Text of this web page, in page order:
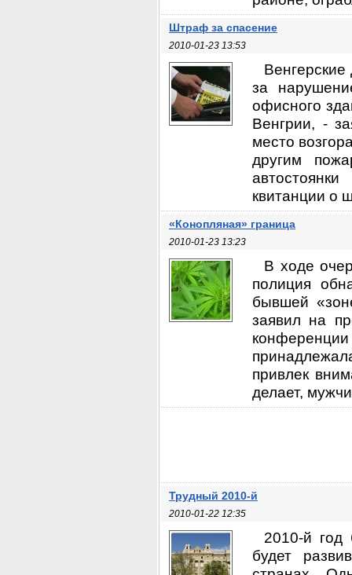
Штраф за спасение
2010-01-23 13:53
за
офисного
Венгрии, -
место
другим
квитанции о
«Конопляная» граница
2010-01-23 13:23
В ходе
полиция
бывшей
заявил на
привлек
делает,
Трудный 2010-й
2010-01-22 12:35
2010-й год
будет